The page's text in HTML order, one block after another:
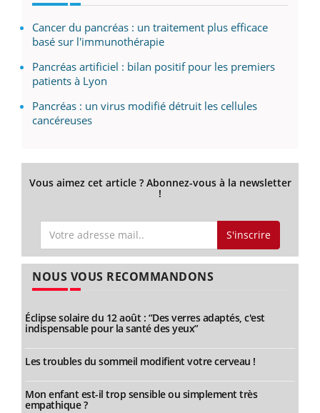
Cancer du pancréas : un traitement plus efficace
basé sur l'immunothérapie
Pancréas artificiel : bilan positif pour les premiers
patients à Lyon
Pancréas : un virus modifié détruit les cellules
cancéreuses
Vous aimez cet article ? Abonnez-vous à la newsletter
!
S'inscrire
NOUS VOUS RECOMMANDONS
Éclipse solaire du 12 août : “Des verres adaptés, c'est
indispensable pour la santé des yeux”
Les troubles du sommeil modifient votre cerveau !
Mon enfant est-il trop sensible ou simplement très
empathique ?